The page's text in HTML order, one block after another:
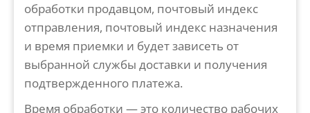
обработки продавцом, почтовый индекс
отправления, почтовый индекс назначения
и время приемки и будет зависеть от
выбранной службы доставки и получения
подтвержденного платежа.
Время обработки — это количество рабочих